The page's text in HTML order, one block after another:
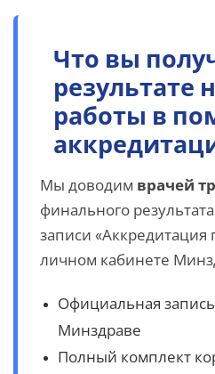
Что вы
результате
работы в
Мы доводим врачей
финального
записи
личном кабинете
Официальная
Минздраве
Полный комплект